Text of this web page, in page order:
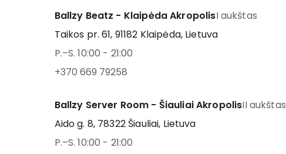
Ballzy Beatz - Klaipėda AkropolisI aukštas
Taikos pr. 61, 91182 Klaipėda, Lietuva
P.–S. 10:00 - 21:00
+370 669 79258
Ballzy Server Room - Šiauliai AkropolisII aukštas
Aido g. 8, 78322 Šiauliai, Lietuva
P.–S. 10:00 - 21:00